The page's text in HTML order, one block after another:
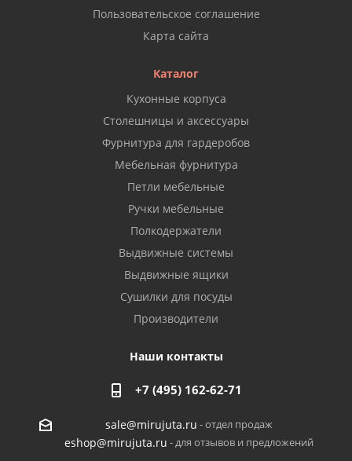
Пользовательское соглашение
Карта сайта
Каталог
Кухонные корпуса
Столешницы и аксессуары
Фурнитура для гардеробов
Мебельная фурнитура
Петли мебельные
Ручки мебельные
Полкодержатели
Выдвижные системы
Выдвижные ящики
Сушилки для посуды
Производители
Наши контакты
+7 (495) 162-62-71
sale@mirujuta.ru - отдел продаж
eshop@mirujuta.ru - для отзывов и предложений